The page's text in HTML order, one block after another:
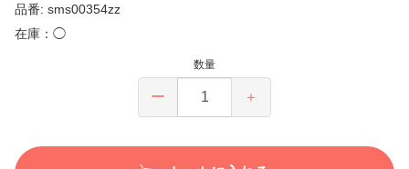
品番: sms00354zz
在庫：◯
数量
ー ＋